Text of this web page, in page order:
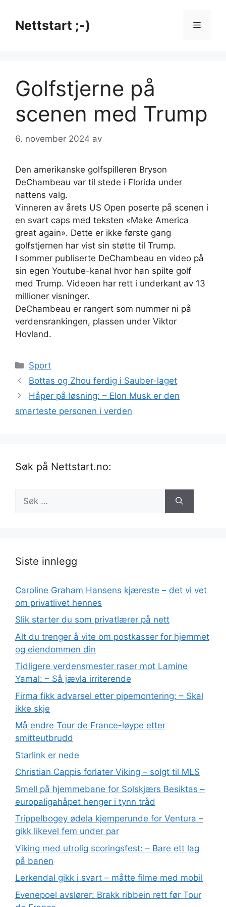
innholdNettstart ;-) Meny
Golfstjerne på
scenen med Trump
6. november 2024 av
Den amerikanske golfspilleren Bryson
DeChambeau var til stede i Florida under
nattens valg.
Vinneren av årets US Open poserte på scenen i
en svart caps med teksten «Make America
great again». Dette er ikke første gang
golfstjernen har vist sin støtte til Trump.
I sommer publiserte DeChambeau en video på
sin egen Youtube-kanal hvor han spilte golf
med Trump. Videoen har rett i underkant av 13
millioner visninger.
DeChambeau er rangert som nummer ni på
verdensrankingen, plassen under Viktor
Hovland.
Kategorier
Sport
Bottas og Zhou ferdig i Sauber-laget
Håper på løsning: – Elon Musk er den
smarteste personen i verden
Søk på Nettstart.no:
etter:
Siste innlegg
Caroline Graham Hansens kjæreste – det vi vet
om privatlivet hennes
Slik starter du som privatlærer på nett
Alt du trenger å vite om postkasser for hjemmet
og eiendommen din
Tidligere verdensmester raser mot Lamine
Yamal: – Så jævla irriterende
Firma fikk advarsel etter pipemontering: – Skal
ikke skje
Må endre Tour de France-løype etter
smitteutbrudd
Starlink er nede
Christian Cappis forlater Viking – solgt til MLS
Smell på hjemmebane for Solskjærs Besiktas –
europaligahåpet henger i tynn tråd
Trippelbogey ødela kjemperunde for Ventura –
gikk likevel fem under par
Viking med utrolig scoringsfest: – Bare ett lag
på banen
Lerkendal gikk i svart – måtte filme med mobil
Evenepoel avslører: Brakk ribbein rett før Tour